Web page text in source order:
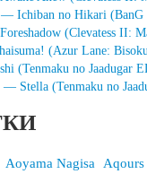
Ichiban no Hikari (BanG
(Clevatess II:
(Azur Lane:
(Tenmaku no Jaadugar
Stella (Tenmaku no
Aoyama Nagisa Aqours